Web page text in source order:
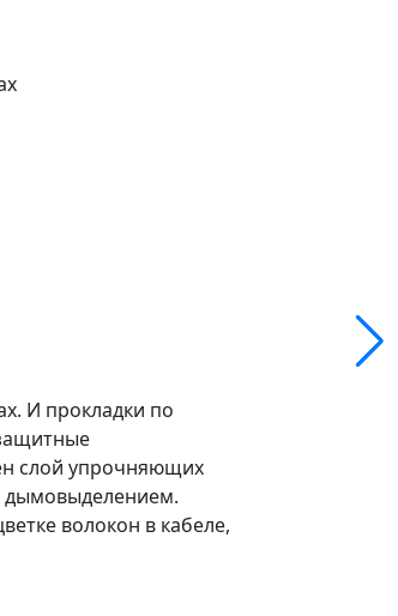
И прокладки по
слой упрочняющих
дымовыделением.
волокон в кабеле,